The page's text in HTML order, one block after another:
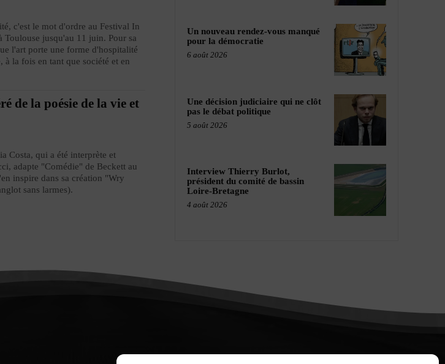
c'est le mot d'ordre au Festival In
Toulouse jusqu'au 11 juin. Pour sa
l'art porte une forme d'hospitalité
la fois en tant que société et en
de la poésie de la vie et
Costa, qui a été interprète et
adapte "Comédie" de Beckett au
inspire dans sa création "Wry
sans larmes).
Un nouveau rendez-vous manqué
pour la démocratie
6 août 2026
Une décision judiciaire qui ne clôt
pas le débat politique
5 août 2026
Interview Thierry Burlot,
président du comité de bassin
Loire-Bretagne
4 août 2026